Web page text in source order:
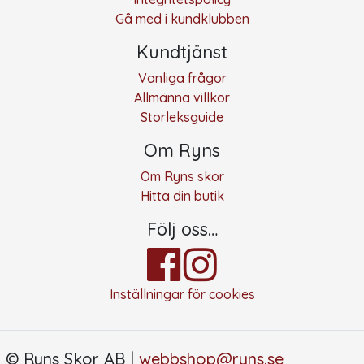
Gå med i kundklubben
Kundtjänst
Vanliga frågor
Allmänna villkor
Storleksguide
Om Ryns
Om Ryns skor
Hitta din butik
Följ oss…
Inställningar för cookies
© Ryns Skor AB |webbshop@ryns.se